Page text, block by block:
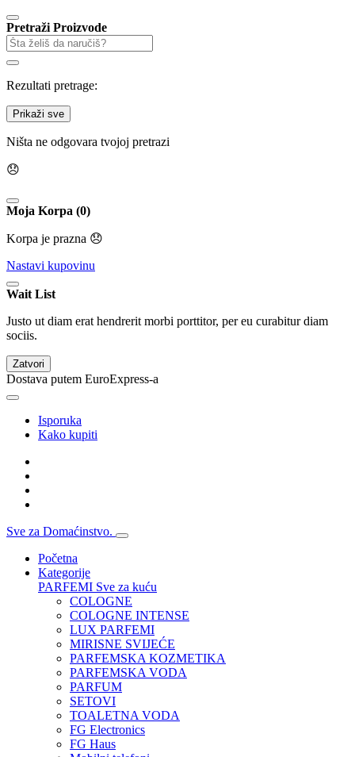
Pretraži Proizvode
Rezultati pretrage:
Prikaži sve
Ništa ne odgovara tvojoj pretrazi
😞
Moja Korpa (0)
Korpa je prazna 😞
Nastavi kupovinu
Wait List
Justo ut diam erat hendrerit morbi porttitor, per eu curabitur diam
sociis.
Zatvori
Dostava putem EuroExpress-a
Isporuka
Kako kupiti
Sve za Domaćinstvo.
Početna
Kategorije
PARFEMI Sve za kuću
COLOGNE
COLOGNE INTENSE
LUX PARFEMI
MIRISNE SVIJEĆE
PARFEMSKA KOZMETIKA
PARFEMSKA VODA
PARFUM
SETOVI
TOALETNA VODA
FG Electronics
FG Haus